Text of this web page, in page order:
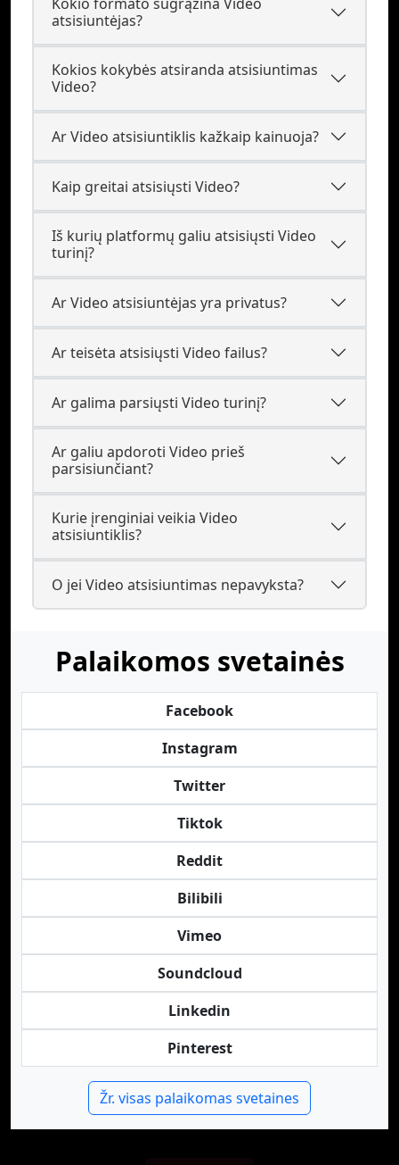
atsisiuntėjas?
Kokios kokybės atsiranda atsisiuntimas
Video?
Ar Video atsisiuntiklis kažkaip kainuoja?
Kaip greitai atsisiųsti Video?
Iš kurių platformų galiu atsisiųsti Video
turinį?
Ar Video atsisiuntėjas yra privatus?
Ar teisėta atsisiųsti Video failus?
Ar galima parsiųsti Video turinį?
Ar galiu apdoroti Video prieš
parsisiunčiant?
Kurie įrenginiai veikia Video
atsisiuntiklis?
O jei Video atsisiuntimas nepavyksta?
Palaikomos svetainės
Facebook
Instagram
Twitter
Tiktok
Reddit
Bilibili
Vimeo
Soundcloud
Linkedin
Pinterest
Žr. visas palaikomas svetaines